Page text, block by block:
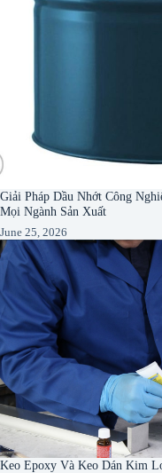
Giải Pháp Dầu Nhớt Công
Mọi Ngành Sản Xuất
June 25, 2026
Keo Epoxy Và Keo Dán Kim